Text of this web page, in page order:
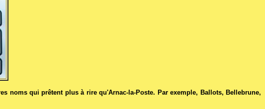
noms qui prêtent plus à rire qu'Arnac-la-Poste. Par exemple, Ballots, Bellebrune,